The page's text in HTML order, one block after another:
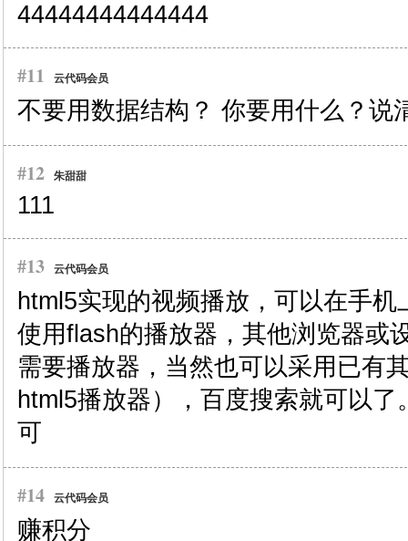
44444444444444
#11 云代码会员
不要用数据结构？ 你要用什么？说
#12 朱甜甜
111
#13 云代码会员
html5实现的视频播放，可以在手
使用flash的播放器，其他浏览器或
需要播放器，当然也可以采用已有
html5播放器），百度搜索就可以
可
#14 云代码会员
赚积分